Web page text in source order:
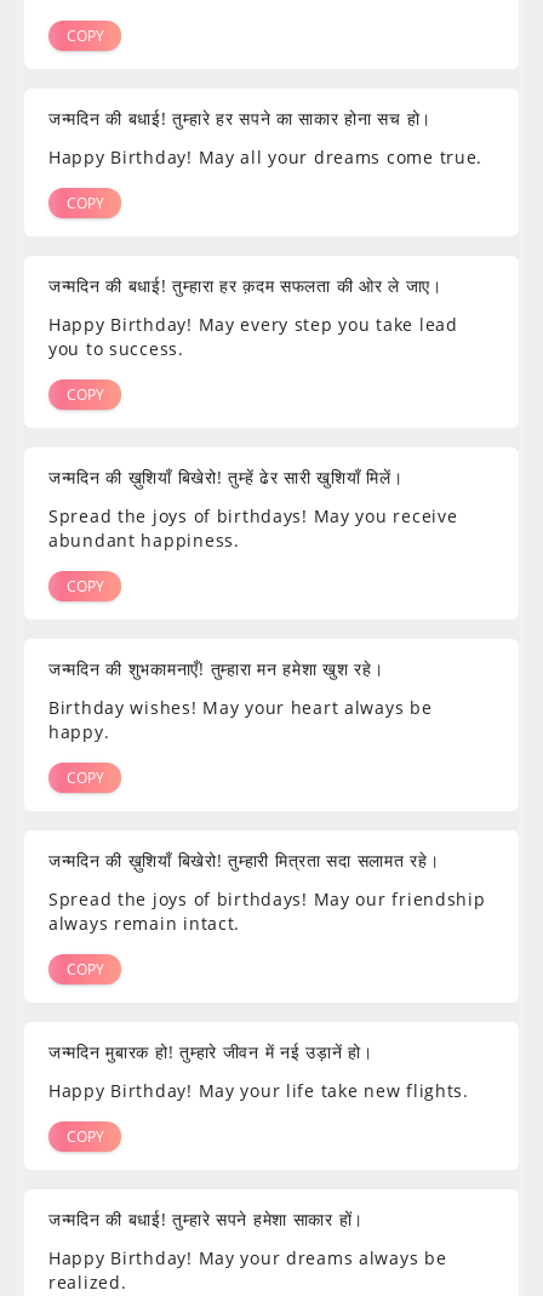
COPY
जन्मदिन की बधाई! तुम्हारे हर सपने का साकार होना सच हो।
Happy Birthday! May all your dreams come true.
COPY
जन्मदिन की बधाई! तुम्हारा हर क़दम सफलता की ओर ले जाए।
Happy Birthday! May every step you take lead
you to success.
COPY
जन्मदिन की ख़ुशियाँ बिखेरो! तुम्हें ढेर सारी खुशियाँ मिलें।
Spread the joys of birthdays! May you receive
abundant happiness.
COPY
जन्मदिन की शुभकामनाएँ! तुम्हारा मन हमेशा खुश रहे।
Birthday wishes! May your heart always be
happy.
COPY
जन्मदिन की ख़ुशियाँ बिखेरो! तुम्हारी मित्रता सदा सलामत रहे।
Spread the joys of birthdays! May our friendship
always remain intact.
COPY
जन्मदिन मुबारक हो! तुम्हारे जीवन में नई उड़ानें हो।
Happy Birthday! May your life take new flights.
COPY
जन्मदिन की बधाई! तुम्हारे सपने हमेशा साकार हों।
Happy Birthday! May your dreams always be
realized.